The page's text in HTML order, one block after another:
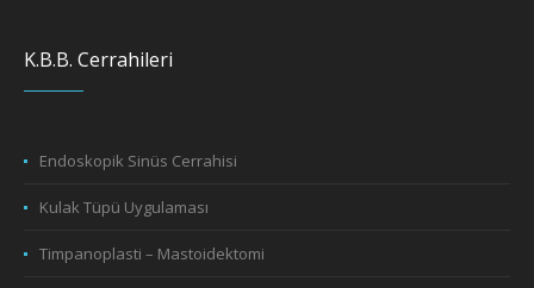
K.B.B. Cerrahileri
Endoskopik Sinüs Cerrahisi
Kulak Tüpü Uygulaması
Timpanoplasti – Mastoidektomi